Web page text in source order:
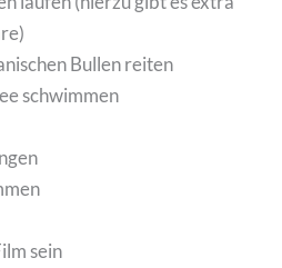
Bullen reiten
schwimmen
sein